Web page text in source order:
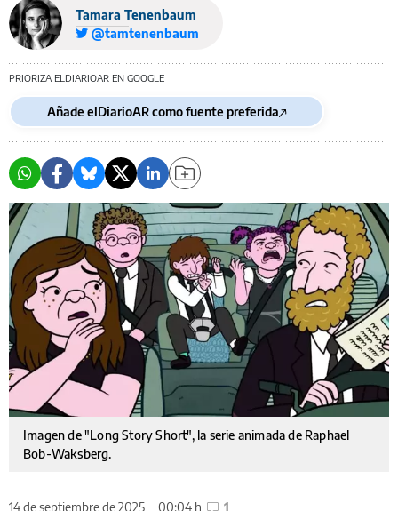
Tamara Tenenbaum
@tamtenenbaum
PRIORIZA ELDIARIOAR EN GOOGLE
Añade elDiarioAR como fuente preferida
Imagen de "Long Story Short", la serie animada de Raphael
Bob-Waksberg.
14 de septiembre de 2025 00:04 h 1